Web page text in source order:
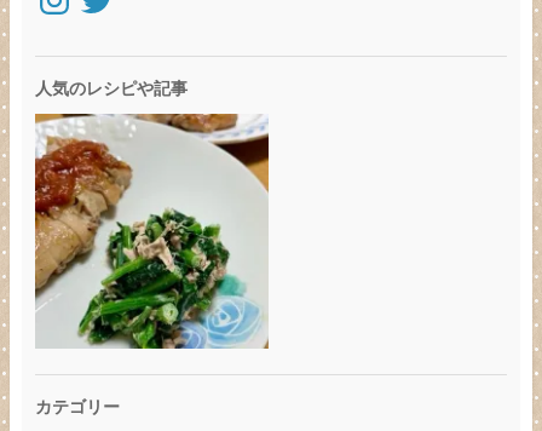
人気のレシピや記事
カテゴリー